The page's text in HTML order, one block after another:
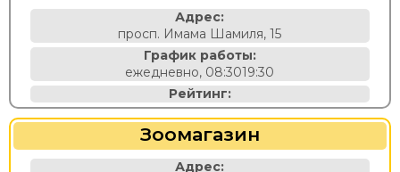
Адрес:
просп. Имама Шамиля, 15
График работы:
ежедневно, 08:3019:30
Рейтинг:
Зоомагазин
Адрес: